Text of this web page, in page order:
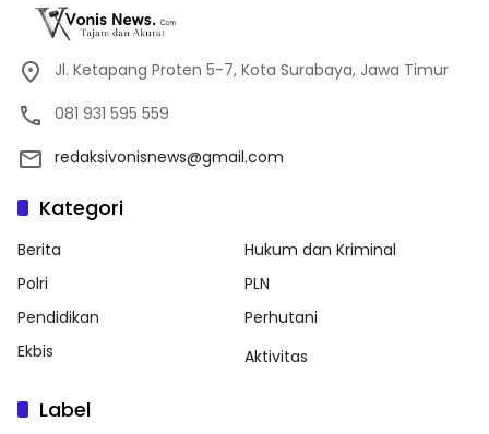
Jl. Ketapang Proten 5-7, Kota Surabaya, Jawa Timur
081 931 595 559
redaksivonisnews@gmail.com
Kategori
Berita
Hukum dan Kriminal
Polri
PLN
Pendidikan
Perhutani
Ekbis
Aktivitas
Label